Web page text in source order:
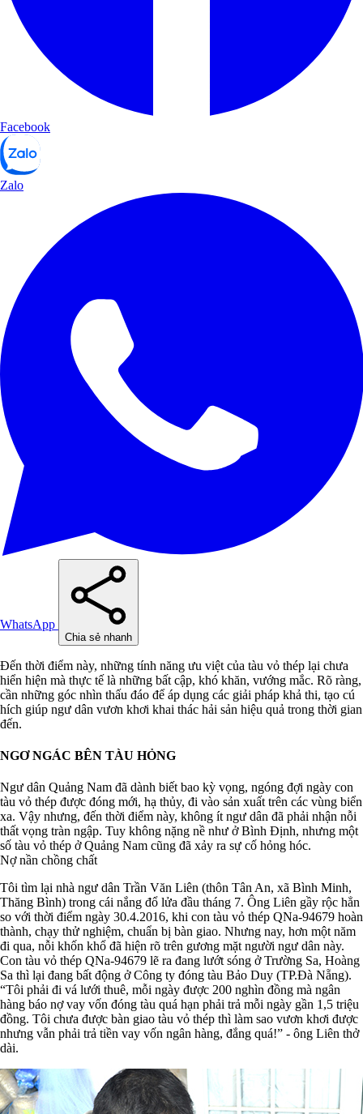
Facebook
Zalo
WhatsApp
Chia sẻ nhanh
Đến thời điểm này, những tính năng ưu việt của tàu vỏ thép lại chưa
hiển hiện mà thực tế là những bất cập, khó khăn, vướng mắc. Rõ ràng,
cần những góc nhìn thấu đáo để áp dụng các giải pháp khả thi, tạo cú
hích giúp ngư dân vươn khơi khai thác hải sản hiệu quả trong thời gian
đến.
NGƠ NGÁC BÊN TÀU HỎNG
Ngư dân Quảng Nam đã dành biết bao kỳ vọng, ngóng đợi ngày con
tàu vỏ thép được đóng mới, hạ thủy, đi vào sản xuất trên các vùng biển
xa. Vậy nhưng, đến thời điểm này, không ít ngư dân đã phải nhận nỗi
thất vọng tràn ngập. Tuy không nặng nề như ở Bình Định, nhưng một
số tàu vỏ thép ở Quảng Nam cũng đã xảy ra sự cố hỏng hóc.
Nợ nần chồng chất
Tôi tìm lại nhà ngư dân Trần Văn Liên (thôn Tân An, xã Bình Minh,
Thăng Bình) trong cái nắng đổ lửa đầu tháng 7. Ông Liên gầy rộc hẳn
so với thời điểm ngày 30.4.2016, khi con tàu vỏ thép QNa-94679 hoàn
thành, chạy thử nghiệm, chuẩn bị bàn giao. Nhưng nay, hơn một năm
đi qua, nỗi khốn khổ đã hiện rõ trên gương mặt người ngư dân này.
Con tàu vỏ thép QNa-94679 lẽ ra đang lướt sóng ở Trường Sa, Hoàng
Sa thì lại đang bất động ở Công ty đóng tàu Bảo Duy (TP.Đà Nẵng).
“Tôi phải đi vá lưới thuê, mỗi ngày được 200 nghìn đồng mà ngân
hàng báo nợ vay vốn đóng tàu quá hạn phải trả mỗi ngày gần 1,5 triệu
đồng. Tôi chưa được bàn giao tàu vỏ thép thì làm sao vươn khơi được
nhưng vẫn phải trả tiền vay vốn ngân hàng, đắng quá!” - ông Liên thở
dài.